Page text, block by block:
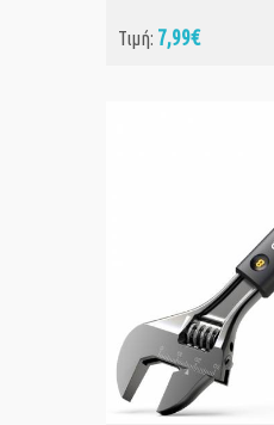
Τιμή: 7,99€